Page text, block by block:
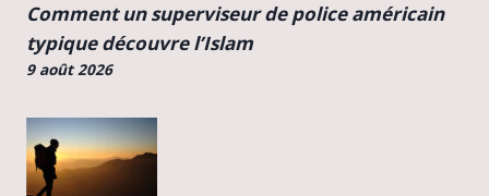
Comment un superviseur de police américain
typique découvre l’Islam
9 août 2026